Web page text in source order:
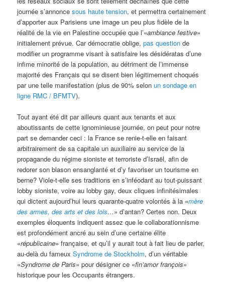
journée s’annoncesous haute tension, et permettra certainement
d’apporter aux Parisiens une image un peu plus fidèle de la
réalité de la vie en Palestine occupée que l’«ambiance festive»
initialement prévue. Car démocratie oblige,pas question de
modifier un programme visant à satisfaire les désidératas d’une
infime minorité de la population, au détriment de l’immense
majorité des Français qui se disent bien légitimement choqués
par une telle manifestation (plus de 90% selonun sondage en
ligne RMC / BFMTV).
Tout ayant été dit par ailleurs quant aux tenants et aux
aboutissants de cette ignominieuse journée, on peut pour notre
part se demander ceci : la France se renie-t-elle en faisant
arbitrairement de sa capitale un auxiliaire au service de la
propagande du régime sioniste et terroriste d’Israël, afin de
redorer son blason ensanglanté et d’y favoriser un tourisme en
berne? Viole-t-elle ses traditions en s’inféodant au tout-puissant
lobby sioniste, voire au lobby gay, deux cliques infinitésimales
qui dictent aujourd’hui leurs quarante-quatre volontés à la «mère
des armes, des arts et des lois…» d’antan? Certes non. Deux
exemples éloquents indiquent assez que le collaborationnisme
est profondément ancré au sein d’une certaine élite
«républicaine» française, et qu’il y aurait tout à fait lieu de parler,
au-delà du fameuxSyndrome de Stockholm, d’un véritable
«Syndrome de Paris» pour désigner ce «fin’amorfrançois»
historique pour les Occupants étrangers.